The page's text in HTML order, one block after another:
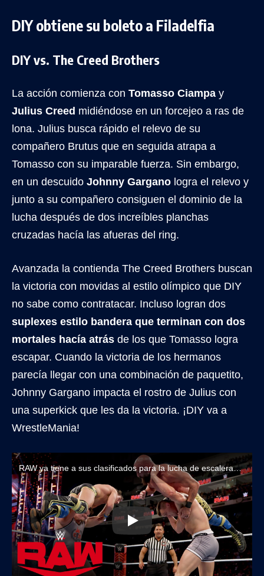
DIY obtiene su boleto a Filadelfia
DIY vs. The Creed Brothers
La acción comienza con Tomasso Ciampa y
Julius Creed midiéndose en un forcejeo a ras de
lona. Julius busca rápido el relevo de su
compañero Brutus que en seguida atrapa a
Tomasso con su imparable fuerza. Sin embargo,
en un descuido Johnny Gargano logra el relevo y
junto a su compañero consiguen el dominio de la
lucha después de dos increíbles planchas
cruzadas hacía las afueras del ring.
Avanzada la contienda The Creed Brothers buscan
la victoria con movidas al estilo olímpico que DIY
no sabe como contratacar. Incluso logran dos
suplexes estilo bandera que terminan con dos
mortales hacía atrás de los que Tomasso logra
escapar. Cuando la victoria de los hermanos
parecía llegar con una combinación de paquetito,
Johnny Gargano impacta el rostro de Julius con
una superkick que les da la victoria. ¡DIY va a
WrestleMania!
RAW ya tiene a sus clasificados para la lucha de escaleras en WrestleMania 40